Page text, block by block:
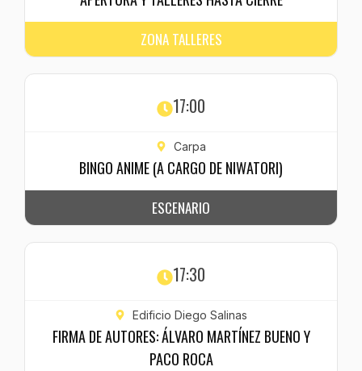
ZONA TALLERES
17:00
Carpa
BINGO ANIME (A CARGO DE NIWATORI)
ESCENARIO
17:30
Edificio Diego Salinas
FIRMA DE AUTORES: ÁLVARO MARTÍNEZ BUENO Y
PACO ROCA